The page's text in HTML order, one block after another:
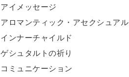
アイメッセージ
アロマンティック・アセクシュアル
インナーチャイルド
ゲシュタルトの祈り
コミュニケーション